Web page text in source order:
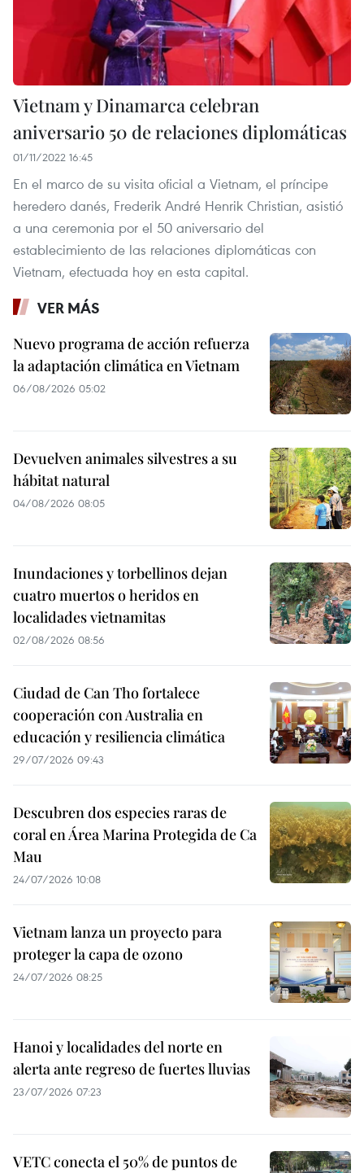
Vietnam y Dinamarca celebran
aniversario 50 de relaciones diplomáticas
01/11/2022 16:45
En el marco de su visita oficial a Vietnam, el príncipe
heredero danés, Frederik André Henrik Christian, asistió
a una ceremonia por el 50 aniversario del
establecimiento de las relaciones diplomáticas con
Vietnam, efectuada hoy en esta capital.
VER MÁS
Nuevo programa de acción refuerza
la adaptación climática en Vietnam
06/08/2026 05:02
Devuelven animales silvestres a su
hábitat natural
04/08/2026 08:05
Inundaciones y torbellinos dejan
cuatro muertos o heridos en
localidades vietnamitas
02/08/2026 08:56
Ciudad de Can Tho fortalece
cooperación con Australia en
educación y resiliencia climática
29/07/2026 09:43
Descubren dos especies raras de
coral en Área Marina Protegida de Ca
Mau
24/07/2026 10:08
Vietnam lanza un proyecto para
proteger la capa de ozono
24/07/2026 08:25
Hanoi y localidades del norte en
alerta ante regreso de fuertes lluvias
23/07/2026 07:23
VETC conecta el 50% de puntos de